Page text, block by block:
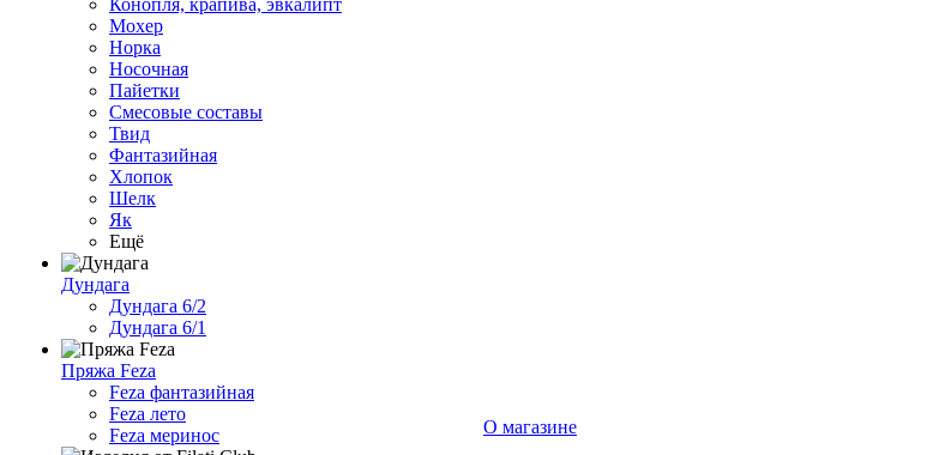
Мохер
Норка
Носочная
Пайетки
Смесовые составы
Твид
Фантазийная
Хлопок
Шелк
Як
Ещё
Дундага
Дундага 6/2
Дундага 6/1
Пряжа Feza
Feza фантазийная
Feza лето
Feza меринос
О магазине